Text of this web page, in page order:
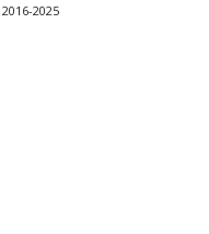
2025